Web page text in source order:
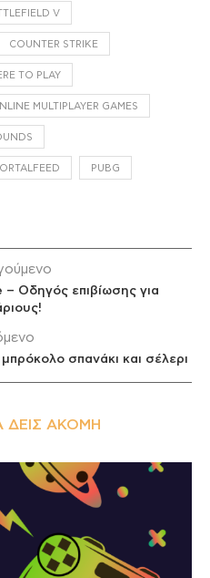
V
COUNTER STRIKE
TO PLAY
MULTIPLAYER GAMES
PUBG
Οδηγός επιβίωσης για
σπανάκι και σέλερι
ΔΕΙΣ ΑΚΌΜΗ